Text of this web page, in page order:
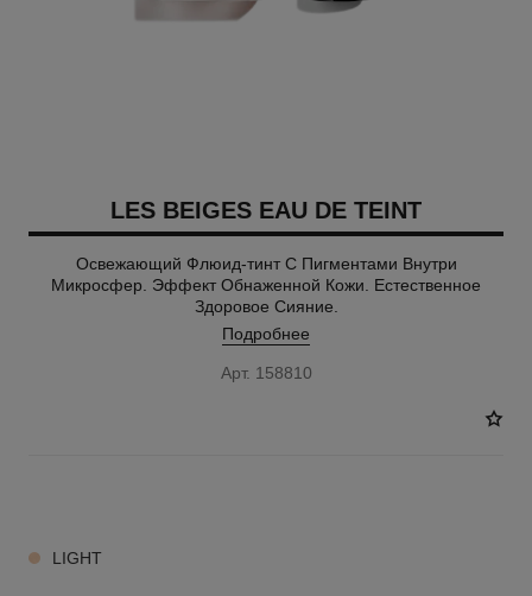
LES BEIGES EAU DE TEINT
Освежающий Флюид-тинт С Пигментами Внутри
Микросфер. Эффект Обнаженной Кожи. Естественное
Здоровое Сияние.
Подробнее
Арт. 158810
LIGHT